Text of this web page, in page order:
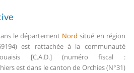
le département Nord situé en région
est rattachée à la communauté
[C.A.D.] (numéro fiscal :
est dans le canton de Orchies (N°31)